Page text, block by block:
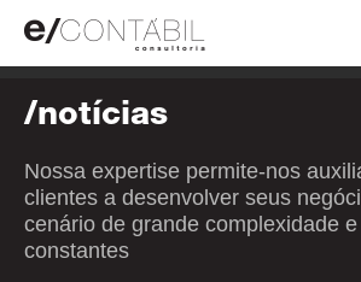
/notícias
Nossa expertise permite-nos
clientes a desenvolver seus
cenário de grande complexidade
constantes